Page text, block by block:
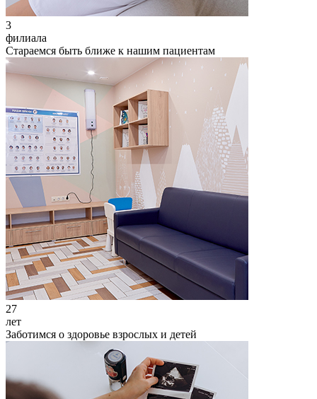
3
филиала
Стараемся быть ближе к нашим пациентам
27
лет
Заботимся о здоровье взрослых и детей